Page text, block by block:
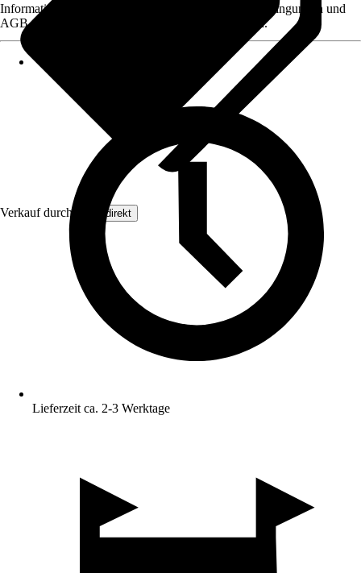
Verkauf durch: Floordirekt
Informationen des Verkäufers, wie z. B. Rückgabebedingungen und
AGB, finden Sie bei Klick auf den Verkäufernamen.
Lieferzeit ca. 2-3 Werktage